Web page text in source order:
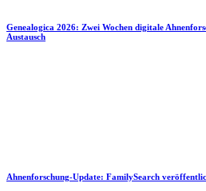
Genealogica 2026: Zwei Wochen digitale
Austausch
Ahnenforschung-Update: FamilySearch